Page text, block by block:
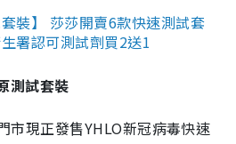
裝】 莎莎開賣6款快速測試套
署認可測試劑買2送1
測試套裝
市現正發售YHLO新冠病毒快速